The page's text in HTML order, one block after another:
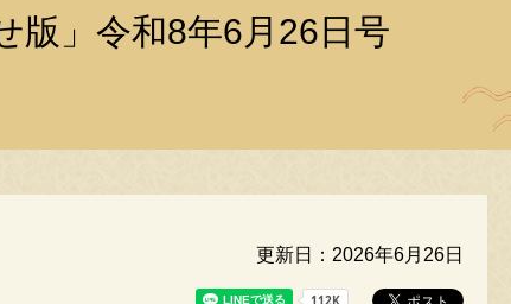
道 ごみ・リサイクル
教育 舟形町教育委員会
農業委員会 農林漁業
教室 特産品
そ舟形町へ 地域おこし協力隊
版」令和8年6月26日号
更新日：2026年6月26日